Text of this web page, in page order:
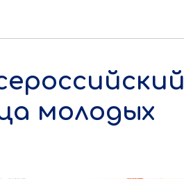
молодых